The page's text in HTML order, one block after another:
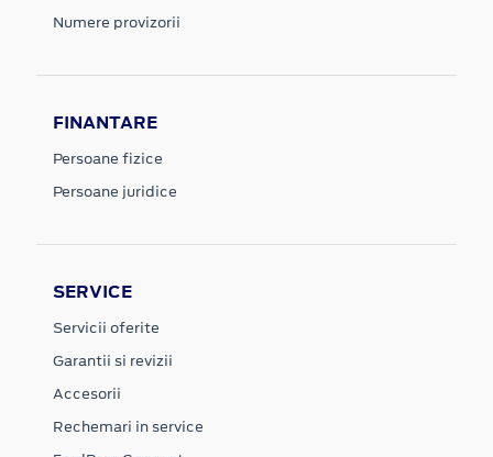
Numere provizorii
FINANTARE
Persoane fizice
Persoane juridice
SERVICE
Servicii oferite
Garantii si revizii
Accesorii
Rechemari in service